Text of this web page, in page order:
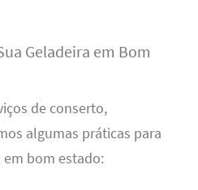
Geladeira em Bom
de conserto,
algumas práticas para
bom estado: